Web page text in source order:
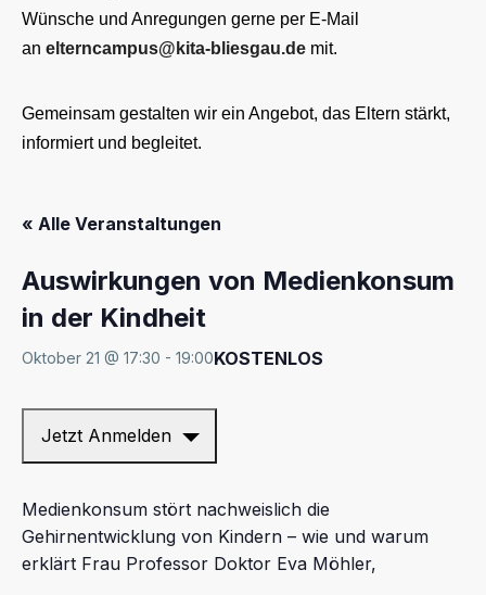
Wünsche und Anregungen gerne per E-Mail
an elterncampus@kita-bliesgau.de mit.
Gemeinsam gestalten wir ein Angebot, das Eltern stärkt,
informiert und begleitet.
« Alle Veranstaltungen
Auswirkungen von Medienkonsum
in der Kindheit
Oktober 21 @ 17:30 - 19:00KOSTENLOS
Jetzt Anmelden
Medienkonsum stört nachweislich die
Gehirnentwicklung von Kindern – wie und warum
erklärt Frau Professor Doktor Eva Möhler,